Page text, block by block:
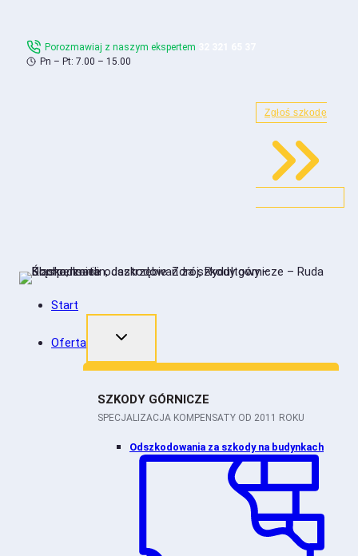
contentPorozmawiaj z naszym ekspertem
Pn – Pt: 7.00 – 15.00
Zgłoś szkodę
Start
Oferta
SZKODY GÓRNICZE
SPECJALIZACJA KOMPENSATY OD 2011 ROKU
Odszkodowania za szkody na budynkach